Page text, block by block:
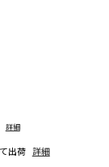
詳細
出荷 詳細